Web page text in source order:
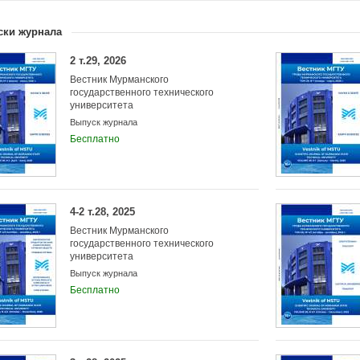
Учредители:
высшего образования "Мурманский
журнала
2 т.29, 2026
Вестник Мурманского
государственного технического
университета
Выпуск журнала
Бесплатно
4-2 т.28, 2025
Вестник Мурманского
государственного технического
университета
Выпуск журнала
Бесплатно